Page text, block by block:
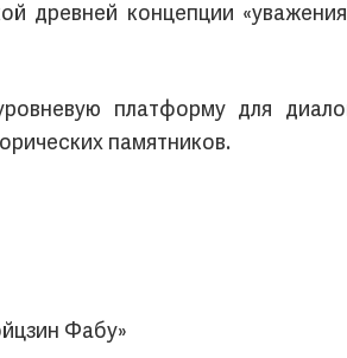
древней концепции
платформу для
памятников.
Фабу»